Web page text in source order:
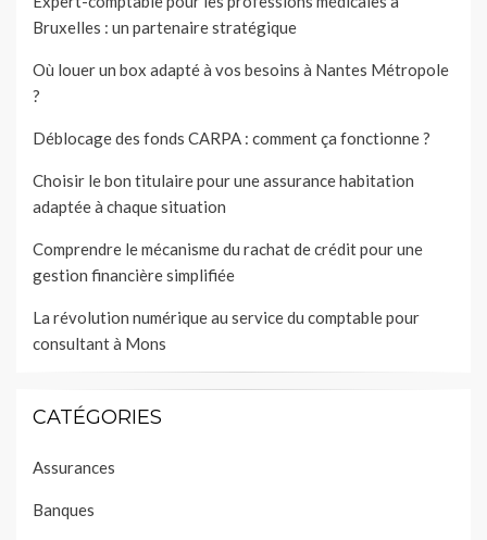
Bruxelles : un partenaire stratégique
Où louer un box adapté à vos besoins à Nantes Métropole
?
Déblocage des fonds CARPA : comment ça fonctionne ?
Choisir le bon titulaire pour une assurance habitation
adaptée à chaque situation
Comprendre le mécanisme du rachat de crédit pour une
gestion financière simplifiée
La révolution numérique au service du comptable pour
consultant à Mons
CATÉGORIES
Assurances
Banques